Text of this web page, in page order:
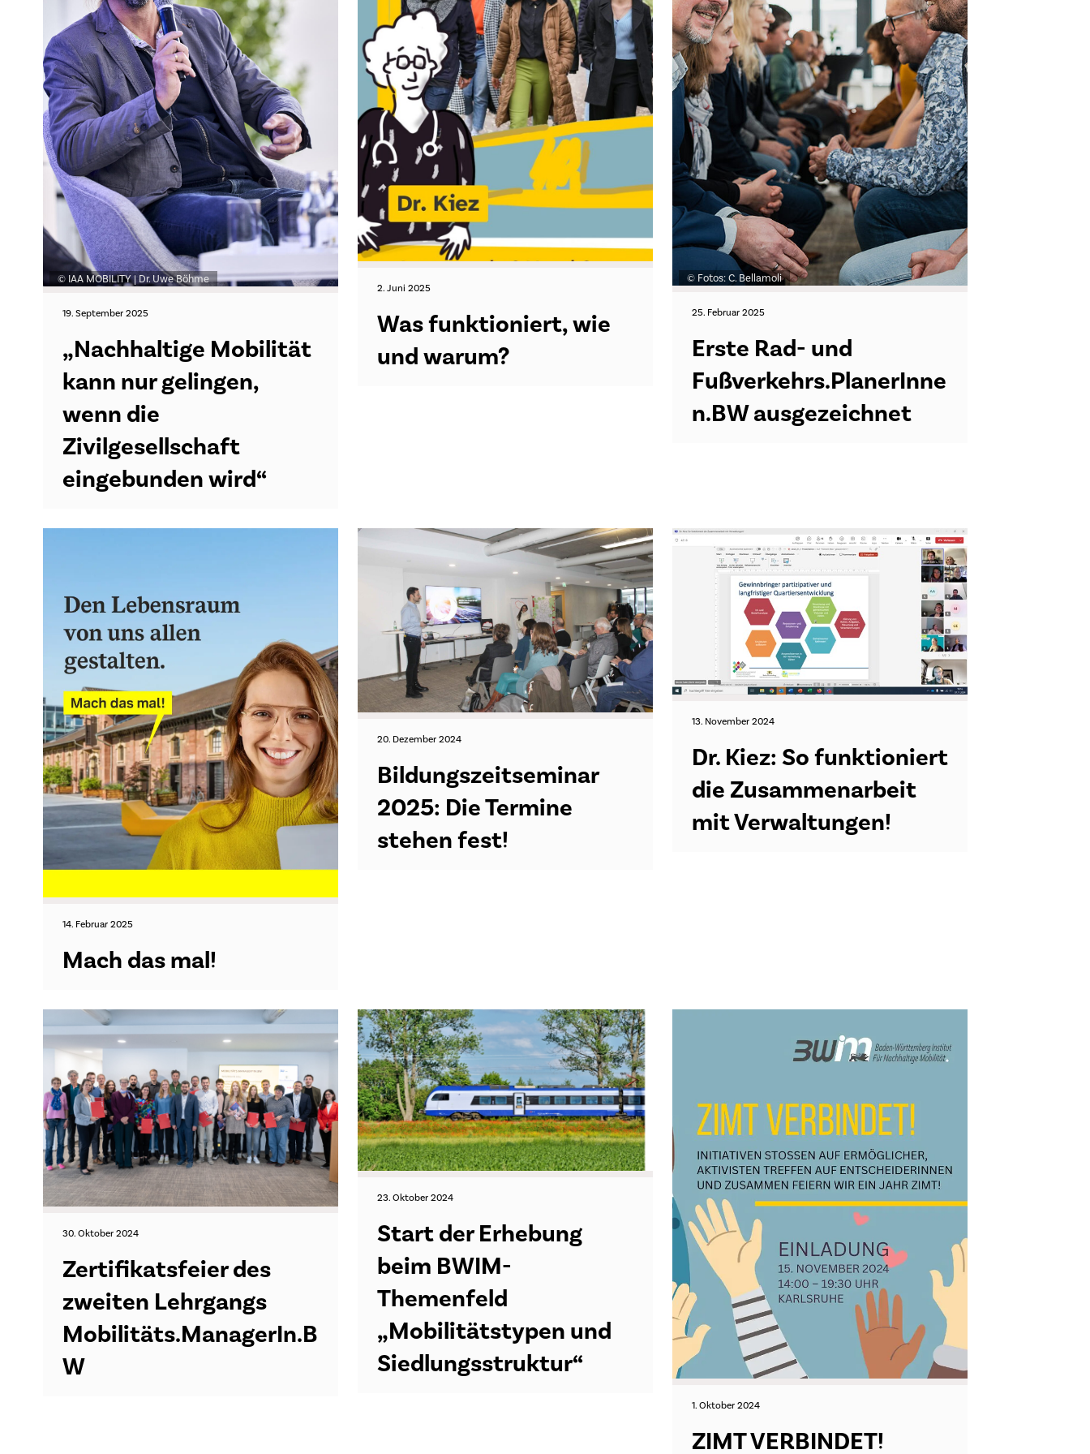
© IAA MOBILITY | Dr. Uwe Böhme
19. September 2025
„Nachhaltige Mobilität
kann nur gelingen,
wenn die
Zivilgesellschaft
eingebunden wird“
2. Juni 2025
Was funktioniert, wie
und warum?
© Fotos: C. Bellamoli
25. Februar 2025
Erste Rad- und
Fußverkehrs.PlanerInne
n.BW ausgezeichnet
14. Februar 2025
Mach das mal!
20. Dezember 2024
Bildungszeitseminar
2025: Die Termine
stehen fest!
13. November 2024
Dr. Kiez: So funktioniert
die Zusammenarbeit
mit Verwaltungen!
30. Oktober 2024
Zertifikatsfeier des
zweiten Lehrgangs
Mobilitäts.ManagerIn.B
W
23. Oktober 2024
Start der Erhebung
beim BWIM-
Themenfeld
„Mobilitätstypen und
Siedlungsstruktur“
1. Oktober 2024
ZIMT VERBINDET!